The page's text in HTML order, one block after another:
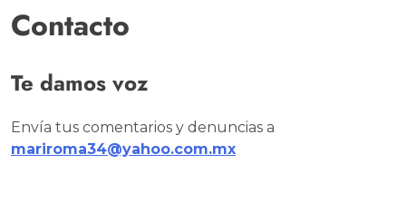
Contacto
Te damos voz
Envía tus comentarios y denuncias a
mariroma34@yahoo.com.mx